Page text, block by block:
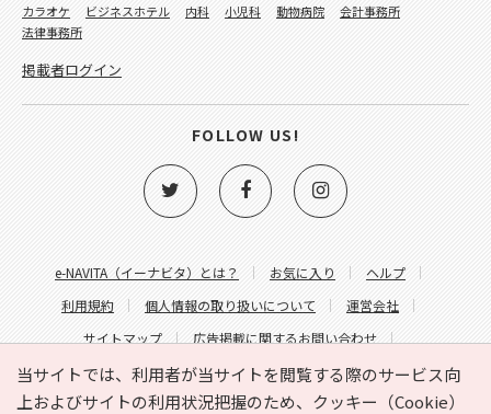
当サイトでは、利用者が当サイトを閲覧する際のサービス向
上およびサイトの利用状況把握のため、クッキー（Cookie）
e-NAVITA（イーナビタ）とは？ お気に入り
ヘルプ
利用規約
個人情報の取り扱いについて
運営会社
サイトマップ
広告掲載に関するお問い合わせ
サイトの内容に関するお問い合わせ
カラオケ
ビジネスホテル 内科 小児科 動物病院
会計事務所
法律事務所
掲載者ログイン
FOLLOW US!